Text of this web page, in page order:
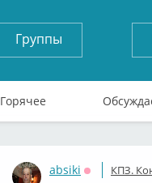
Группы
Горячее
absiki КПЗ.